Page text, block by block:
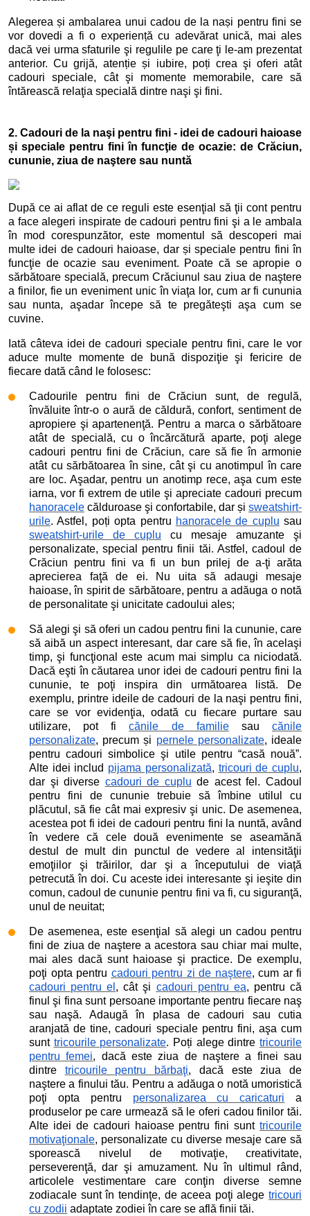
Alegerea și ambalarea unui cadou de la nași pentru fini se
vor dovedi a fi o experiență cu adevărat unică, mai ales
dacă vei urma sfaturile şi regulile pe care ţi le-am prezentat
anterior. Cu grijă, atenție și iubire, poți crea şi oferi atât
cadouri speciale, cât şi momente memorabile, care să
întărească relaţia specială dintre naşi şi fini.
2. Cadouri de la naşi pentru fini - idei de cadouri haioase
și speciale pentru fini în funcţie de ocazie: de Crăciun,
cununie, ziua de naştere sau nuntă
După ce ai aflat de ce reguli este esenţial să ţii cont pentru
a face alegeri inspirate de cadouri pentru fini şi a le ambala
în mod corespunzător, este momentul să descoperi mai
multe idei de cadouri haioase, dar și speciale pentru fini în
funcţie de ocazie sau eveniment. Poate că se apropie o
sărbătoare specială, precum Crăciunul sau ziua de naştere
a finilor, fie un eveniment unic în viaţa lor, cum ar fi cununia
sau nunta, aşadar începe să te pregăteşti aşa cum se
cuvine.
Iată câteva idei de cadouri speciale pentru fini, care le vor
aduce multe momente de bună dispoziţie şi fericire de
fiecare dată când le folosesc:
Cadourile pentru fini de Crăciun sunt, de regulă,
învăluite într-o o aură de căldură, confort, sentiment de
apropiere şi apartenenţă. Pentru a marca o sărbătoare
atât de specială, cu o încărcătură aparte, poţi alege
cadouri pentru fini de Crăciun, care să fie în armonie
atât cu sărbătoarea în sine, cât şi cu anotimpul în care
are loc. Aşadar, pentru un anotimp rece, aşa cum este
iarna, vor fi extrem de utile şi apreciate cadouri precum
hanoracele călduroase şi confortabile, dar și sweatshirt-
urile. Astfel, poți opta pentru hanoracele de cuplu sau
sweatshirt-urile de cuplu cu mesaje amuzante şi
personalizate, special pentru finii tăi. Astfel, cadoul de
Crăciun pentru fini va fi un bun prilej de a-ţi arăta
aprecierea faţă de ei. Nu uita să adaugi mesaje
haioase, în spirit de sărbătoare, pentru a adăuga o notă
de personalitate şi unicitate cadoului ales;
Să alegi şi să oferi un cadou pentru fini la cununie, care
să aibă un aspect interesant, dar care să fie, în acelaşi
timp, şi funcţional este acum mai simplu ca niciodată.
Dacă eşti în căutarea unor idei de cadouri pentru fini la
cununie, te poţi inspira din următoarea listă. De
exemplu, printre ideile de cadouri de la naşi pentru fini,
care se vor evidenţia, odată cu fiecare purtare sau
utilizare, pot ficănile de familiesaucănile
personalizate, precum și pernele personalizate, ideale
pentru cadouri simbolice şi utile pentru “casă nouă”.
Alte idei includ pijama personalizată, tricouri de cuplu,
dar şi diverse cadouri de cuplu de acest fel. Cadoul
pentru fini de cununie trebuie să îmbine utilul cu
plăcutul, să fie cât mai expresiv şi unic. De asemenea,
acestea pot fi idei de cadouri pentru fini la nuntă, având
în vedere că cele două evenimente se aseamănă
destul de mult din punctul de vedere al intensităţii
emoţiilor şi trăirilor, dar şi a începutului de viaţă
petrecută în doi. Cu aceste idei interesante şi ieşite din
comun, cadoul de cununie pentru fini va fi, cu siguranţă,
unul de neuitat;
De asemenea, este esenţial să alegi un cadou pentru
fini de ziua de naştere a acestora sau chiar mai multe,
mai ales dacă sunt haioase şi practice. De exemplu,
poţi opta pentru cadouri pentru zi de naştere, cum ar fi
cadouri pentru el , cât şi cadouri pentru ea, pentru că
finul şi fina sunt persoane importante pentru fiecare naş
sau naşă. Adaugă în plasa de cadouri sau cutia
aranjată de tine, cadouri speciale pentru fini, aşa cum
sunt tricourile personalizate. Poți alege dintretricourile
pentru femei, dacă este ziua de naştere a finei sau
dintre tricourile pentru bărbaţi, dacă este ziua de
naştere a finului tău. Pentru a adăuga o notă umoristică
poţi opta pentru personalizarea cu caricaturi a
produselor pe care urmează să le oferi cadou finilor tăi.
Alte idei de cadouri haioase pentru fini sunt tricourile
motivaţionale, personalizate cu diverse mesaje care să
sporească nivelul de motivaţie, creativitate,
perseverenţă, dar şi amuzament. Nu în ultimul rând,
articolele vestimentare care conţin diverse semne
zodiacale sunt în tendinţe, de aceea poţi alege tricouri
cu zodii adaptate zodiei în care se află finii tăi.